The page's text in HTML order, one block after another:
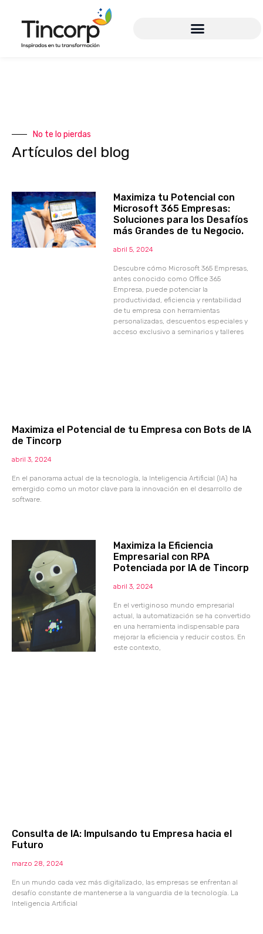
No te lo pierdas
Artículos del blog
Maximiza tu Potencial con
Microsoft 365 Empresas:
Soluciones para los Desafíos
más Grandes de tu Negocio.
abril 5, 2024
Descubre cómo Microsoft 365 Empresas,
antes conocido como Office 365
Empresa, puede potenciar la
productividad, eficiencia y rentabilidad
de tu empresa con herramientas
personalizadas, descuentos especiales y
acceso exclusivo a seminarios y talleres
Maximiza el Potencial de tu Empresa con Bots de IA
de Tincorp
abril 3, 2024
En el panorama actual de la tecnología, la Inteligencia Artificial (IA) ha
emergido como un motor clave para la innovación en el desarrollo de
software.
Maximiza la Eficiencia
Empresarial con RPA
Potenciada por IA de Tincorp
abril 3, 2024
En el vertiginoso mundo empresarial
actual, la automatización se ha convertido
en una herramienta indispensable para
mejorar la eficiencia y reducir costos. En
este contexto,
Consulta de IA: Impulsando tu Empresa hacia el
Futuro
marzo 28, 2024
En un mundo cada vez más digitalizado, las empresas se enfrentan al
desafío constante de mantenerse a la vanguardia de la tecnología. La
Inteligencia Artificial